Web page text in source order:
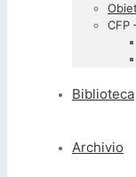
CFP
Biblioteca
Archivio